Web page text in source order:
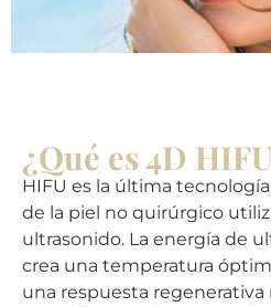
¿Qué es 4D
HIFU es la última
de la piel no quirúrgico
ultrasonido. La energía de
crea una temperatura
una respuesta regenerativa